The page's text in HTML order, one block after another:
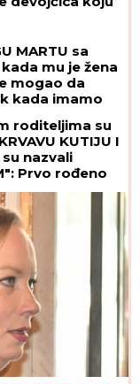
MARTU sa
kada mu je žena
mogao da
kada imamo
u očaj
roditeljima su
KUTIJU I
su nazvali
Prvo rođeno
je žena od
je sve prošla